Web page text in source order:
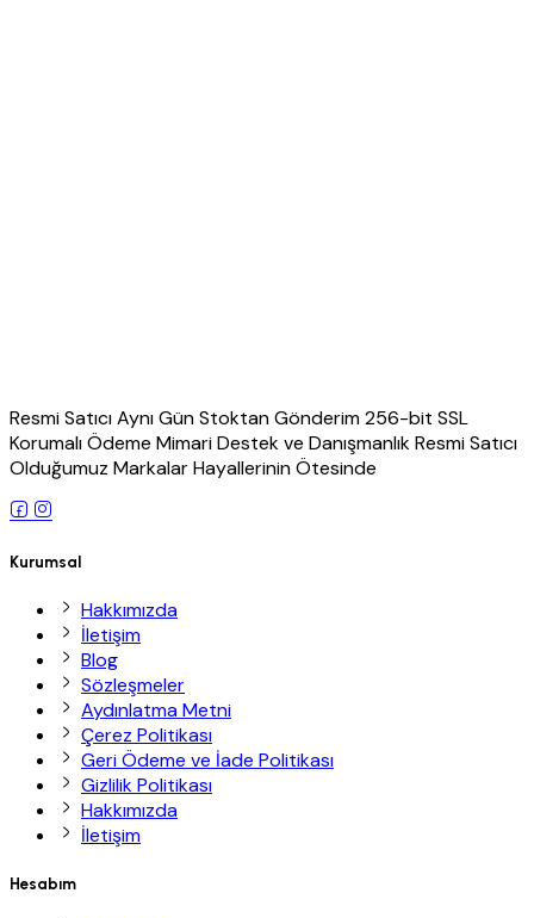
Resmi Satıcı Aynı Gün Stoktan Gönderim 256-bit SSL
Korumalı Ödeme Mimari Destek ve Danışmanlık Resmi Satıcı
Olduğumuz Markalar Hayallerinin Ötesinde
Kurumsal
Hakkımızda
İletişim
Blog
Sözleşmeler
Aydınlatma Metni
Çerez Politikası
Geri Ödeme ve İade Politikası
Gizlilik Politikası
Hakkımızda
İletişim
Hesabım